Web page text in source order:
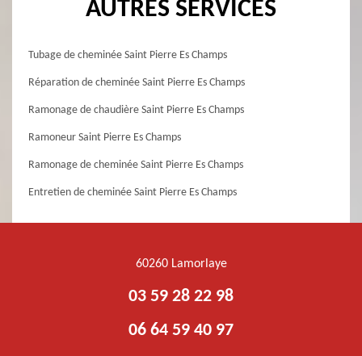
AUTRES SERVICES
Tubage de cheminée Saint Pierre Es Champs
Réparation de cheminée Saint Pierre Es Champs
Ramonage de chaudière Saint Pierre Es Champs
Ramoneur Saint Pierre Es Champs
Ramonage de cheminée Saint Pierre Es Champs
Entretien de cheminée Saint Pierre Es Champs
60260 Lamorlaye
03 59 28 22 98
06 64 59 40 97